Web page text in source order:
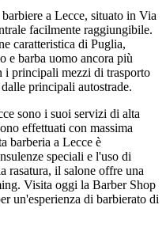
a Lecce, situato in Via
facilmente raggiungibile.
caratteristica di Puglia,
e barba uomo ancora più
i principali mezzi di trasporto
principali autostrade.
sono i suoi servizi di alta
effettuati con massima
barberia a Lecce è
speciali e l'uso di
rasatura, il salone offre una
Visita oggi la Barber Shop
un'esperienza di barbierato di